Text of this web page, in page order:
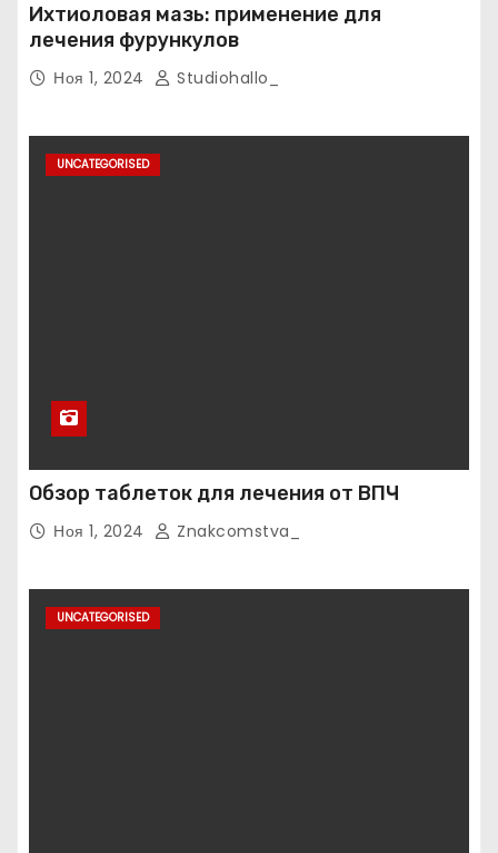
Ихтиоловая мазь: применение для
лечения фурункулов
Ноя 1, 2024 Studiohallo_
UNCATEGORISED
Обзор таблеток для лечения от ВПЧ
Ноя 1, 2024 Znakcomstva_
UNCATEGORISED